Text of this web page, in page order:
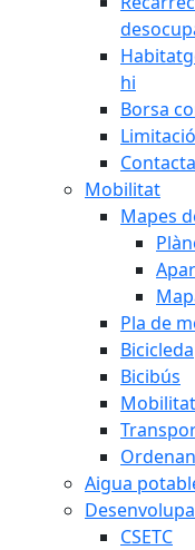
hi
Borsa
Mobilitat
Mapes
Pla de
Bicicleda
Bicibús
Aigua
CSETC